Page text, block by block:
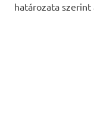
határozata